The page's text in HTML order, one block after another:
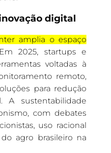
digital
amplia o espaço
2025, startups e
voltadas à
remoto,
para redução
A sustentabilidade
com debates
uso racional
agro brasileiro na